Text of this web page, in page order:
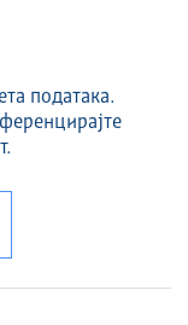
података.